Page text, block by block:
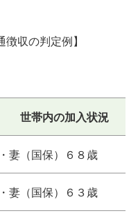
徴収の判定例】
世帯内の加入状況
妻（国保）６８歳
妻（国保）６３歳